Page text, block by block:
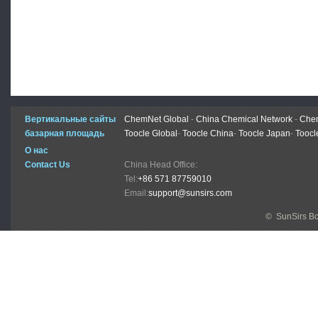
Вертикальные сайты ChemNet Global - China Chemical Network -
базарная площадь
Toocle Global - Toocle China- Toocle Japan-
О нас
Contact Us
China Head Office:
Tel:+86 571 87759010
Email:support@sunsirs.com
© SunSirs